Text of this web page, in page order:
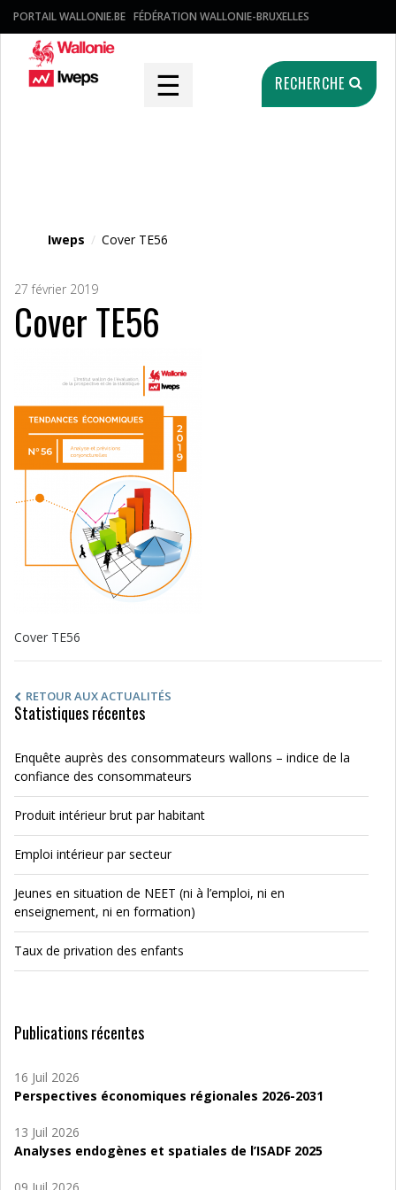
PORTAIL WALLONIE.BE FÉDÉRATION WALLONIE-BRUXELLES
☰ RECHERCHE
Iweps / Cover TE56
27 février 2019
Cover TE56
Cover TE56
RETOUR AUX ACTUALITÉS
Statistiques récentes
Enquête auprès des consommateurs wallons – indice de la
confiance des consommateurs
Produit intérieur brut par habitant
Emploi intérieur par secteur
Jeunes en situation de NEET (ni à l’emploi, ni en
enseignement, ni en formation)
Taux de privation des enfants
Publications récentes
16 Juil 2026
Perspectives économiques régionales 2026-2031
13 Juil 2026
Analyses endogènes et spatiales de l’ISADF 2025